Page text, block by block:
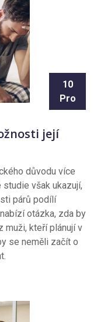
10
Pro
její
důvodu více
však ukazují,
párů podílí
otázka, zda by
muži, kteří plánují v
se neměli začít o